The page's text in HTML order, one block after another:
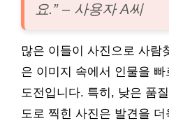
요.” – 사용자 A씨
많은 이들이 사진으로 사람
은 이미지 속에서 인물을
도전입니다. 특히, 낮은 품
도로 찍힌 사진은 발견을